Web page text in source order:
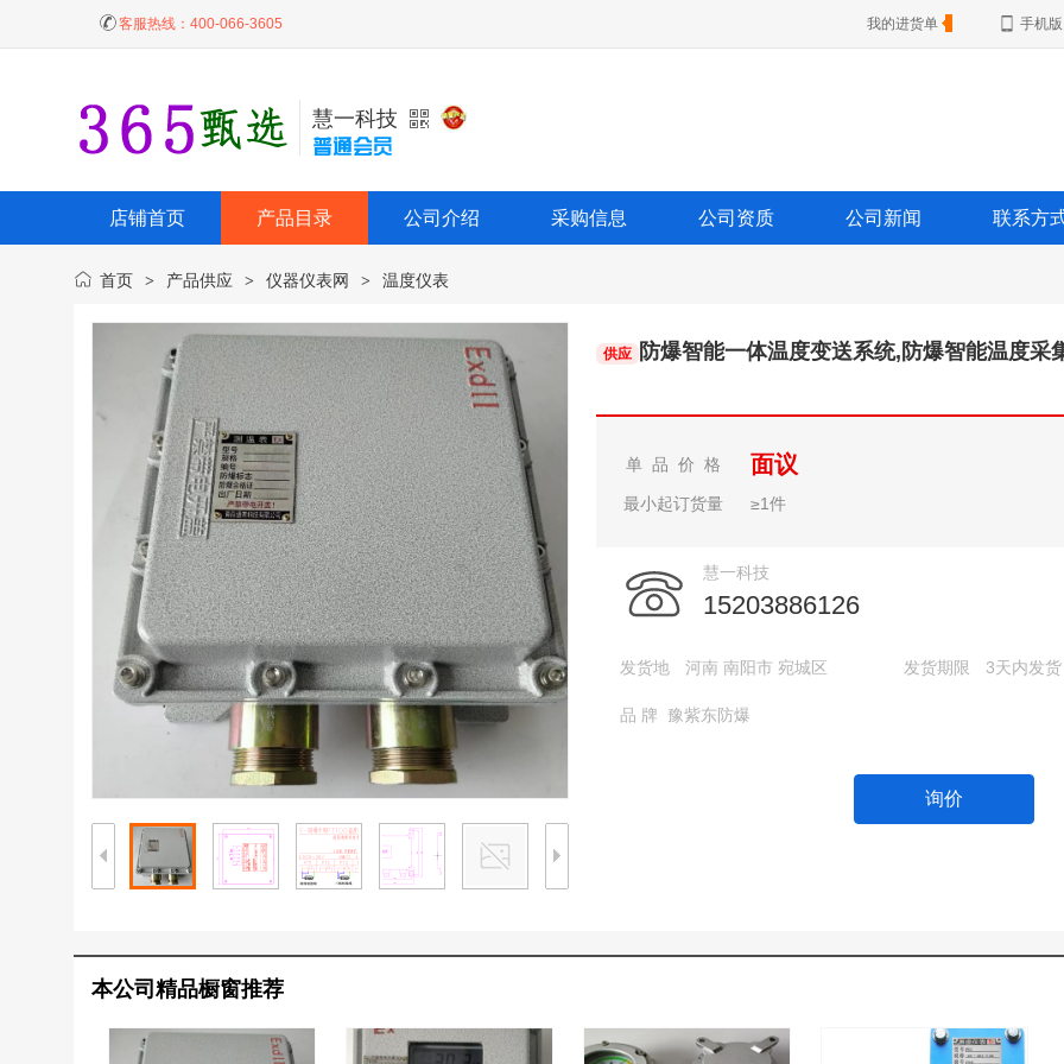
客服热线： 400-066-3605 我的进货单 手机版
慧一科技
店铺首页 产品目录 公司介绍 采购信息 公司资质 公司新闻 联系方
首页 > 产品供应 > 仪器仪表网 > 温度仪表
供应 防爆智能一体温度变送系统,防爆智能温度采集仪,
单 品 价 格
最小起订货量
面议
≥1件
慧一科技
15203886126
发货地 河南 南阳市 宛城区 发货期限 3天内发货
品 牌 豫紫东防爆
询价
本公司精品橱窗推荐